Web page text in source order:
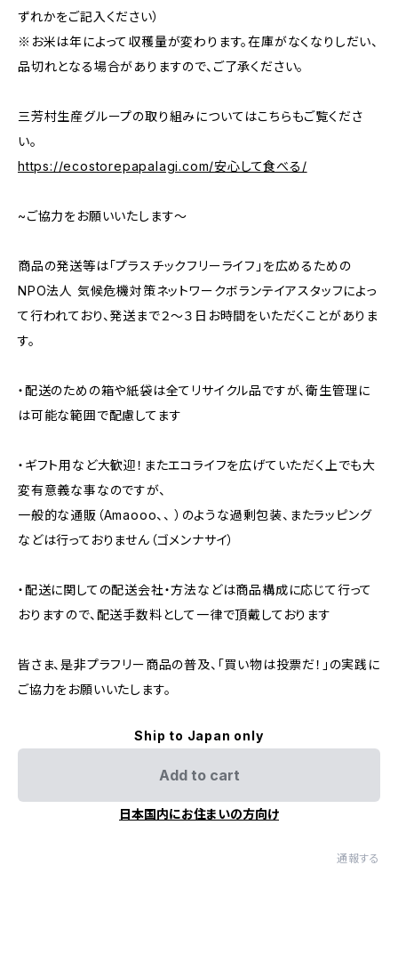
ずれかをご記入ください）
※お米は年によって収穫量が変わります。在庫がなくなりしだい、
品切れとなる場合がありますので、ご了承ください。
三芳村生産グループの取り組みについてはこちらもご覧くださ
い。
https://ecostorepapalagi.com/安心して食べる/
~ご協力をお願いいたします～
商品の発送等は「プラスチックフリーライフ」を広めるための
NPO法人 気候危機対策ネットワークボランテイアスタッフによっ
て行われており、発送まで２～３日お時間をいただくことがありま
す。
・配送のための箱や紙袋は全てリサイクル品ですが、衛生管理に
は可能な範囲で配慮してます
・ギフト用など大歓迎！またエコライフを広げていただく上でも大
変有意義な事なのですが、
一般的な通販（Amaooo、、 ）のような過剰包装、またラッピング
などは行っておりません（ゴメンナサイ）
・配送に関しての配送会社・方法などは商品構成に応じて行って
おりますので、配送手数料として一律で頂戴しております
皆さま、是非プラフリー商品の普及、「買い物は投票だ！」の実践に
ご協力をお願いいたします。
Ship to Japan only
Add to cart
日本国内にお住まいの方向け
通報する